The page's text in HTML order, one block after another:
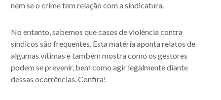
nem se o crime tem relação com a sindicatura.
No entanto, sabemos que casos de violência contra
síndicos são frequentes. Esta matéria aponta relatos de
algumas vítimas e também mostra como os gestores
podem se prevenir, bem como agir legalmente diante
dessas ocorrências. Confira!